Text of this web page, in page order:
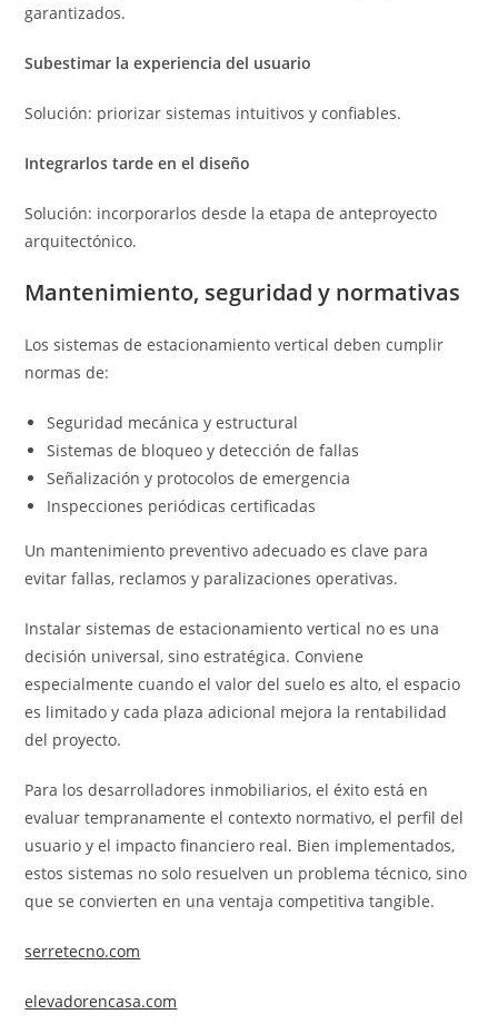
garantizados.
Subestimar la experiencia del usuario
Solución: priorizar sistemas intuitivos y confiables.
Integrarlos tarde en el diseño
Solución: incorporarlos desde la etapa de anteproyecto
arquitectónico.
Mantenimiento, seguridad y normativas
Los sistemas de estacionamiento vertical deben cumplir
normas de:
Seguridad mecánica y estructural
Sistemas de bloqueo y detección de fallas
Señalización y protocolos de emergencia
Inspecciones periódicas certificadas
Un mantenimiento preventivo adecuado es clave para
evitar fallas, reclamos y paralizaciones operativas.
Instalar sistemas de estacionamiento vertical no es una
decisión universal, sino estratégica. Conviene
especialmente cuando el valor del suelo es alto, el espacio
es limitado y cada plaza adicional mejora la rentabilidad
del proyecto.
Para los desarrolladores inmobiliarios, el éxito está en
evaluar tempranamente el contexto normativo, el perfil del
usuario y el impacto financiero real. Bien implementados,
estos sistemas no solo resuelven un problema técnico, sino
que se convierten en una ventaja competitiva tangible.
serretecno.com
elevadorencasa.com